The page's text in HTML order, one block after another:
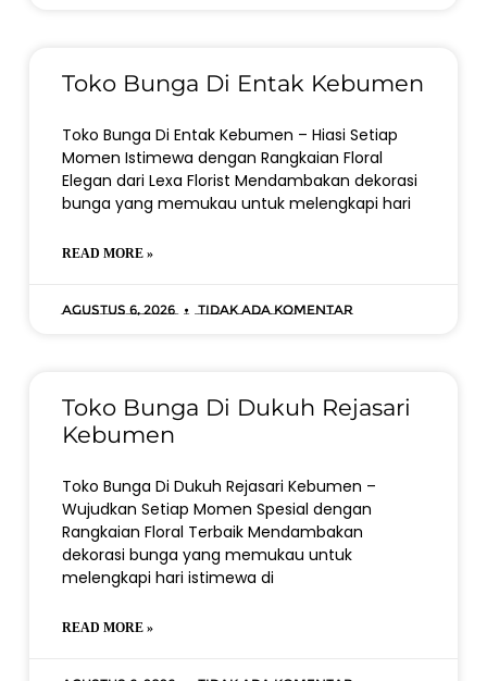
Toko Bunga Di Entak Kebumen
Toko Bunga Di Entak Kebumen – Hiasi Setiap
Momen Istimewa dengan Rangkaian Floral
Elegan dari Lexa Florist Mendambakan dekorasi
bunga yang memukau untuk melengkapi hari
READ MORE »
Agustus 6, 2026 Tidak ada komentar
Toko Bunga Di Dukuh Rejasari
Kebumen
Toko Bunga Di Dukuh Rejasari Kebumen –
Wujudkan Setiap Momen Spesial dengan
Rangkaian Floral Terbaik Mendambakan
dekorasi bunga yang memukau untuk
melengkapi hari istimewa di
READ MORE »